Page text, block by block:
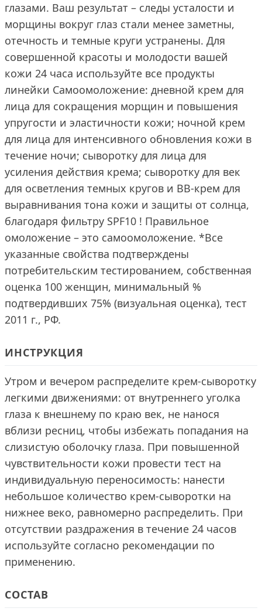
глазами. Ваш результат – следы усталости и
морщины вокруг глаз стали менее заметны,
отечность и темные круги устранены. Для
совершенной красоты и молодости вашей
кожи 24 часа используйте все продукты
линейки Самоомоложение: дневной крем для
лица для сокращения морщин и повышения
упругости и эластичности кожи; ночной крем
для лица для интенсивного обновления кожи в
течение ночи; сыворотку для лица для
усиления действия крема; сыворотку для век
для осветления темных кругов и BB-крем для
выравнивания тона кожи и защиты от солнца,
благодаря фильтру SPF10 ! Правильное
омоложение – это самоомоложение. *Все
указанные свойства подтверждены
потребительским тестированием, собственная
оценка 100 женщин, минимальный %
подтвердивших 75% (визуальная оценка), тест
2011 г., РФ.
ИНСТРУКЦИЯ
Утром и вечером распределите крем-сыворотку
легкими движениями: от внутреннего уголка
глаза к внешнему по краю век, не нанося
вблизи ресниц, чтобы избежать попадания на
слизистую оболочку глаза. При повышенной
чувствительности кожи провести тест на
индивидуальную переносимость: нанести
небольшое количество крем-сыворотки на
нижнее веко, равномерно распределить. При
отсутствии раздражения в течение 24 часов
используйте согласно рекомендации по
применению.
СОСТАВ